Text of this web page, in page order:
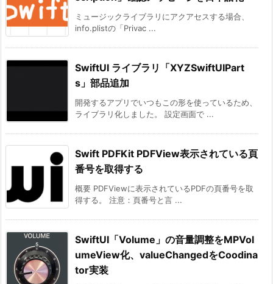
ミュージックライブラリにアクアセスする場合、
info.plistの「Privac ...
SwiftUI ライブラリ「XYZSwiftUIPart
s」部品追加
開発するアプリでいつもこの形を使っているため、
ライブラリ化しました。 設定画面で ...
Swift PDFKit PDFView表示されている頁
番号を取得する
概要 PDFViewに表示されているPDFの頁番号を取
得する。 注意：頁番号と言 ...
SwiftUI「Volume」の音量調整をMPVol
umeView化、valueChangedをCoodina
tor実装